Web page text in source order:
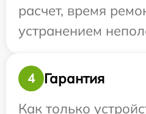
расчет, время
устранением
4
Гарантия
Как только